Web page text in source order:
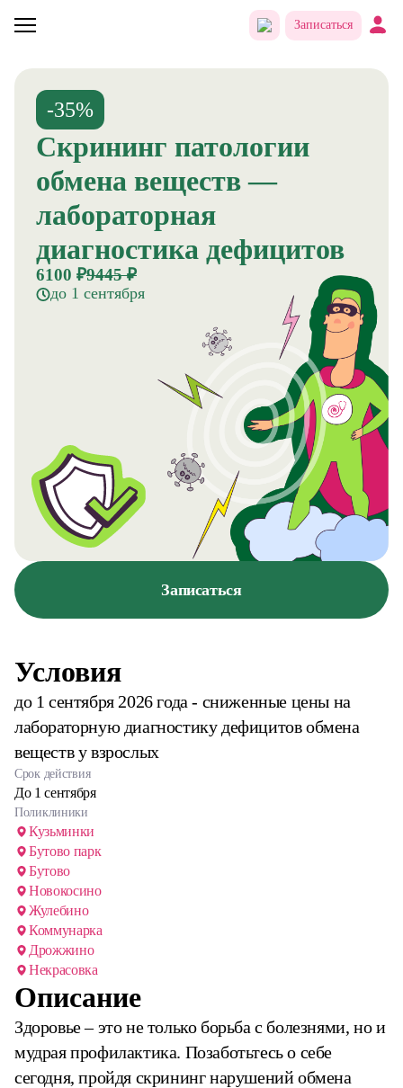
Записаться
-35%
Скрининг патологии
обмена веществ —
лабораторная
диагностика дефицитов
6100 ₽9445 ₽
до 1 сентября
Записаться
Условия
до 1 сентября 2026 года - сниженные цены на
лабораторную диагностику дефицитов обмена
веществ у взрослых
Срок действия
До 1 сентября
Поликлиники
Кузьминки
Бутово парк
Бутово
Новокосино
Жулебино
Коммунарка
Дрожжино
Некрасовка
Описание
Здоровье – это не только борьба с болезнями, но и
мудрая профилактика. Позаботьтесь о себе
сегодня, пройдя скрининг нарушений обмена